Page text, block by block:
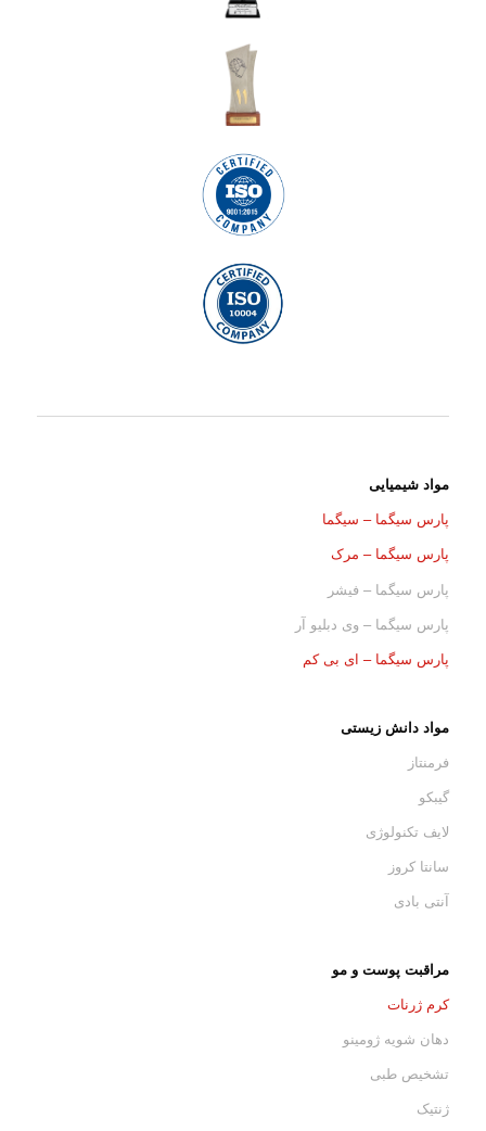
مواد شیمیایی
پارس سیگما – سیگما
پارس سیگما – مرک
پارس سیگما – فیشر
پارس سیگما – وی دبلیو آر
پارس سیگما – ای بی کم
مواد دانش زیستی
فرمنتاز
گیبکو
لایف تکنولوژی
سانتا کروز
آنتی بادی
مراقبت پوست و مو
کرم ژرنات
دهان شویه ژومینو
تشخیص طبی
ژنتیک